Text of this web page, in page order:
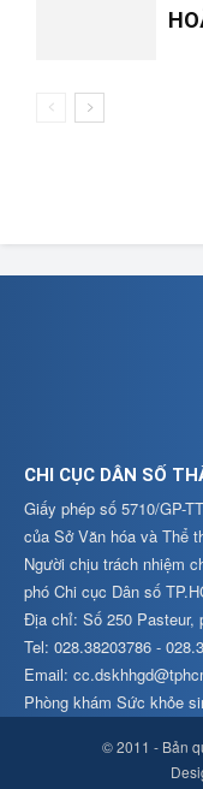
CHI CỤC DÂN SỐ
Giấy phép số 5710/GP-
của Sở Văn hóa và Thể
Người chịu trách nhiệm
phó Chi cục Dân số
Địa chỉ: Số 250 Pasteur,
Tel: 028.38203786 -
Email:
Phòng khám Sức khỏe
© 2011 - Bản